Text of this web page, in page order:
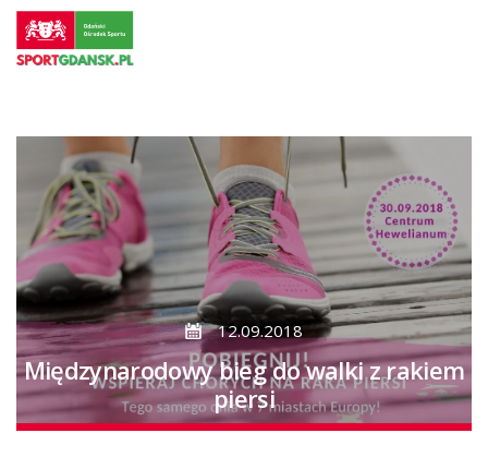
treści
Przejdź
do
12.09.2018
Międzynarodowy bieg do walki z rakiem
piersi